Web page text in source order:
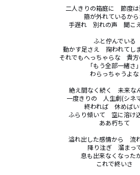
二人きりの箱庭に　節度
箍が外れているから
手遅れ　別れの声　聞こ
ふと佇んでいる
動かす足さえ　掬われてし
それでもへっちゃらな　貴
「もう全部一緒さ」
わらっちゃうよな
絶え間なく続く　未来な
一度きりの　人生劇(シネ
終われば　休めば
ふらり傾いて　空に溶け
ああ朽ちて
溢れ出した感情から　流
降り注ぎ　溜まっ
息も出来なくなった
これで終いさ